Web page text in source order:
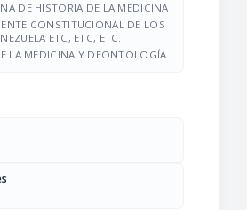
DE HISTORIA DE LA MEDICINA
CONSTITUCIONAL DE LOS
ETC, ETC, ETC.
LA MEDICINA Y DEONTOLOGÍA.